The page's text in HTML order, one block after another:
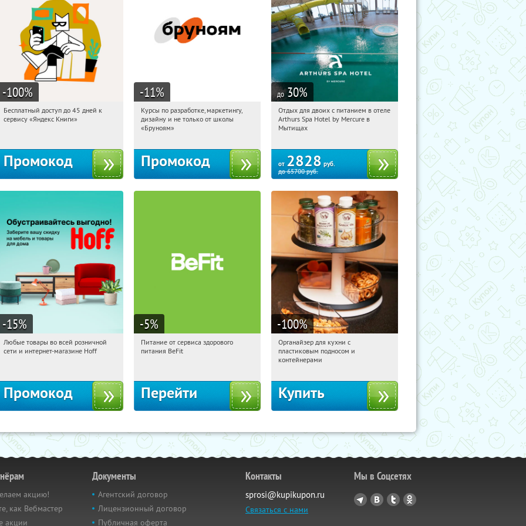
-100%
01:07:08
Получи первым!
Бесплатный доступ до 45 дней к
сервису «Яндекс Книги»
Промокод
-11%
01:07:08
Получи первым!
Россия
Курсы по разработке, маркетингу,
дизайну и не только от школы
«Бруноям»
Промокод
до 30%
01:07:08
Купи первым!
Московская обл., г. Мытищи, д.
Отдых для двоих с питанием в отеле
Arthurs Spa Hotel by Mercure в
Мытищах
от 2828 руб.
до65700руб.
-15%
01:07:08 Получили:
Любые товары во всей розничной
сети и интернет-магазине Hoff
Промокод
-5%
01:07:08
Получи первым!
Питание от сервиса здорового
питания BeFit
Перейти
-100%
01:07:08 Получили:
Россия
Органайзер для кухни с
пластиковым подносом и
контейнерами
Купить
акцию!
как Вебмастер
акции
Документы
Агентский договор
Лицензионный договор
Публичная оферта
Контакты
sprosi@kupikupon.ru
Связаться с нами
Мы в Соцсетях